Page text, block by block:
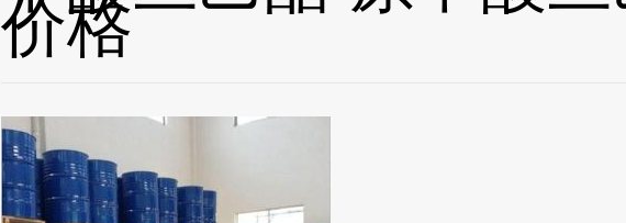
价格